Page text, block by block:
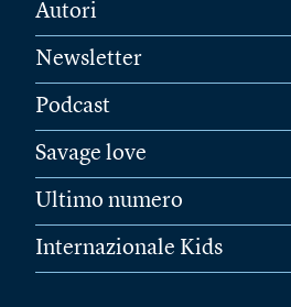
Autori
Newsletter
Podcast
Savage love
Ultimo numero
Internazionale Kids